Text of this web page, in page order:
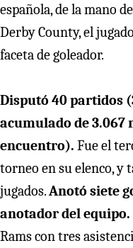
española, de la mano
Derby County, el
faceta de goleador.
Disputó 40 partidos
acumulado de 3.067
encuentro). Fue el
torneo en su elenco, y
jugados.Anotó siete
anotador del equipo.
Rams con tres